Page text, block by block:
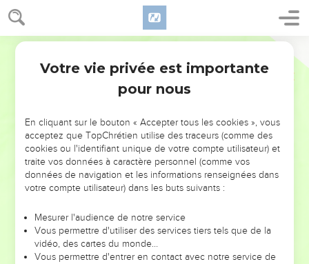
NE MANQUEZ PAS L’ÉVÉNEMENT
DE L’ANNÉE !
ET SI LEURS ERREURS POUVAIENT VOUS ÉVITER LES
VOTRES ?
leur foi ou leur vision. Mais on voit moins les doutes, les erreurs
et les saisons difficiles qu'ils ont traversés, alors même que ce
sont elles qui les ont façonnés.
Votre vie privée est importante
pour nous
En cliquant sur le bouton « Accepter tous les cookies », vous
acceptez que TopChrétien utilise des traceurs (comme des
cookies ou l'identifiant unique de votre compte utilisateur) et
traite vos données à caractère personnel (comme vos
données de navigation et les informations renseignées dans
votre compte utilisateur) dans les buts suivants :
Mesurer l'audience de notre service
Vous permettre d'utiliser des services tiers tels que de la
vidéo, des cartes du monde…
Vous permettre d'entrer en contact avec notre service de